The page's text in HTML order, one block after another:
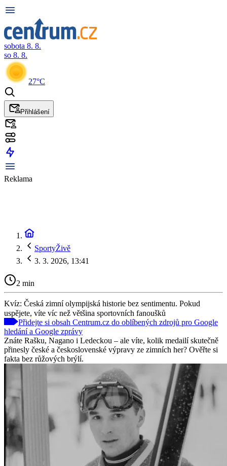
sobota 8. 8.
so 8. 8.
27°C
Přihlášení
Reklama
SportyŽivě
3. 3. 2026, 13:41
2 min
Kvíz: Česká zimní olympijská historie bez sentimentu. Pokud
uspějete, víte víc než většina sportovních fanoušků
Přidejte si obsah Centrum.cz do oblíbených zdrojů pro Google
hledání a Google zprávy
Znáte Rašku, Nagano i Ledeckou – ale víte, kolik medailí skutečně
přinesly české a československé výpravy ze zimních her? Ověřte si
fakta bez růžových brýlí.